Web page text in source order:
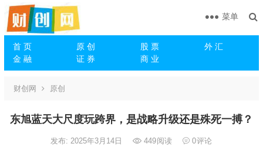
首 页 原 创 股 票
外 汇
金 融
证 券 商 业
菜单
财创网 原创
东旭蓝天大尺度玩跨界，是战略升级还是殊死一搏？
发布: 2025年3月14日 449阅读 0评论